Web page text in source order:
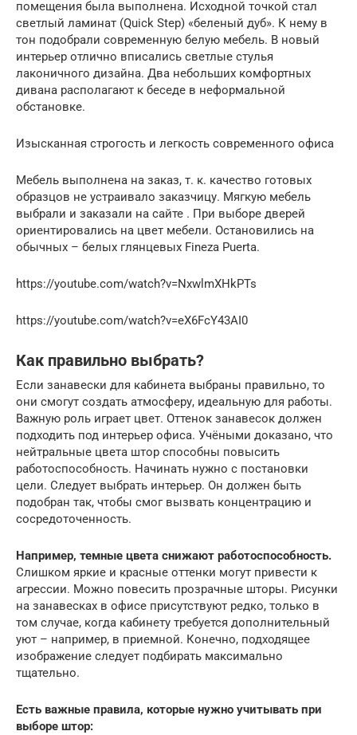
помещения была выполнена. Исходной точкой стал
светлый ламинат (Quick Step) «беленый дуб». К нему в
тон подобрали современную белую мебель. В новый
интерьер отлично вписались светлые стулья
лаконичного дизайна. Два небольших комфортных
дивана располагают к беседе в неформальной
обстановке.
Изысканная строгость и легкость современного офиса
Мебель выполнена на заказ, т. к. качество готовых
образцов не устраивало заказчицу. Мягкую мебель
выбрали и заказали на сайте . При выборе дверей
ориентировались на цвет мебели. Остановились на
обычных – белых глянцевых Fineza Puerta.
https://youtube.com/watch?v=NxwlmXHkPTs
https://youtube.com/watch?v=eX6FcY43AI0
Как правильно выбрать?
Если занавески для кабинета выбраны правильно, то
они смогут создать атмосферу, идеальную для работы.
Важную роль играет цвет. Оттенок занавесок должен
подходить под интерьер офиса. Учёными доказано, что
нейтральные цвета штор способны повысить
работоспособность. Начинать нужно с постановки
цели. Следует выбрать интерьер. Он должен быть
подобран так, чтобы смог вызвать концентрацию и
сосредоточенность.
Например, темные цвета снижают работоспособность.
Слишком яркие и красные оттенки могут привести к
агрессии. Можно повесить прозрачные шторы. Рисунки
на занавесках в офисе присутствуют редко, только в
том случае, когда кабинету требуется дополнительный
уют – например, в приемной. Конечно, подходящее
изображение следует подбирать максимально
тщательно.
Есть важные правила, которые нужно учитывать при
выборе штор: